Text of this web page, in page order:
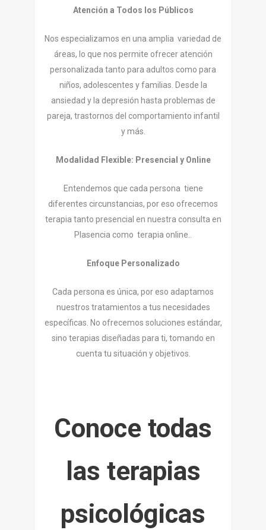
Atención a Todos los Públicos
Nos especializamos en una amplia variedad de
áreas, lo que nos permite ofrecer atención
personalizada tanto para adultos como para
niños, adolescentes y familias. Desde la
ansiedad y la depresión hasta problemas de
pareja, trastornos del comportamiento infantil
y más.
Modalidad Flexible: Presencial y Online
Entendemos que cada persona tiene
diferentes circunstancias, por eso ofrecemos
terapia tanto presencial en nuestra consulta en
Plasencia como terapia online..
Enfoque Personalizado
Cada persona es única, por eso adaptamos
nuestros tratamientos a tus necesidades
específicas. No ofrecemos soluciones estándar,
sino terapias diseñadas para ti, tomando en
cuenta tu situación y objetivos.
Conoce todas
las terapias
psicológicas